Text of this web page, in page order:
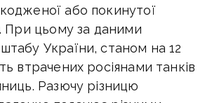
або покинутої
При цьому за даними
України, станом на 12
втрачених росіянами танків
Разючу різницю